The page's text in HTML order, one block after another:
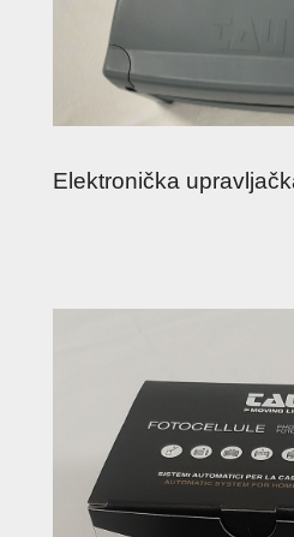
Elektronička